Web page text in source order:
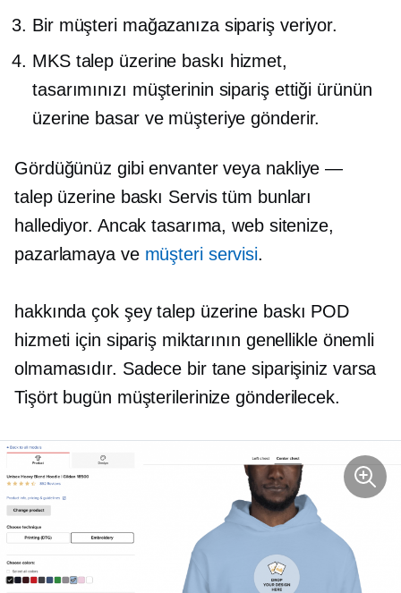
Bir müşteri mağazanıza sipariş veriyor.
MKS talep üzerine baskı hizmet,
tasarımınızı müşterinin sipariş ettiği ürünün
üzerine basar ve müşteriye gönderir.
Gördüğünüz gibi envanter veya nakliye —
talep üzerine baskı Servis tüm bunları
hallediyor. Ancak tasarıma, web sitenize,
pazarlamaya ve müşteri servisi.
hakkında çok şeytalep üzerine baskı POD
hizmeti için sipariş miktarının genellikle önemli
olmamasıdır. Sadece bir tane siparişiniz varsa
Tişörtbugün müşterilerinize gönderilecek.